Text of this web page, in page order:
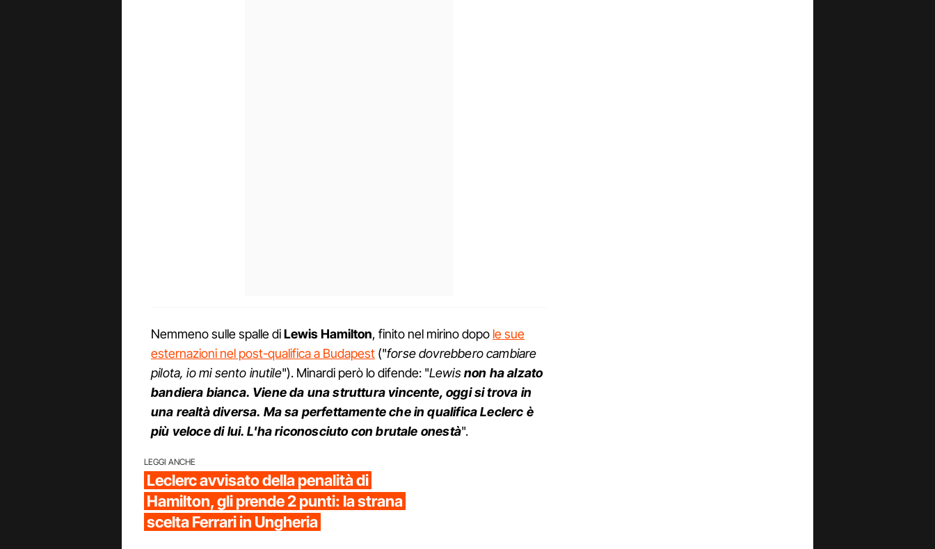
Nemmeno sulle spalle diLewis Hamilton, finito nel mirino dopo le sue
esternazioni nel post-qualifica a Budapest ("forse dovrebbero cambiare
pilota, io mi sento inutile"). Minardi però lo difende: "Lewisnon ha alzato
bandiera bianca. Viene da una struttura vincente, oggi si trova in
una realtà diversa. Ma sa perfettamente che in qualifica Leclerc è
più veloce di lui. L'ha riconosciuto con brutale onestà".
LEGGI ANCHE
Leclerc avvisato della penalità di
Hamilton, gli prende 2 punti: la strana
scelta Ferrari in Ungheria